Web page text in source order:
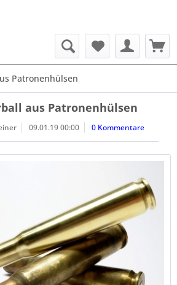
Patronenhülsen
aus Patronenhülsen
09.01.19 00:00 0 Kommentare